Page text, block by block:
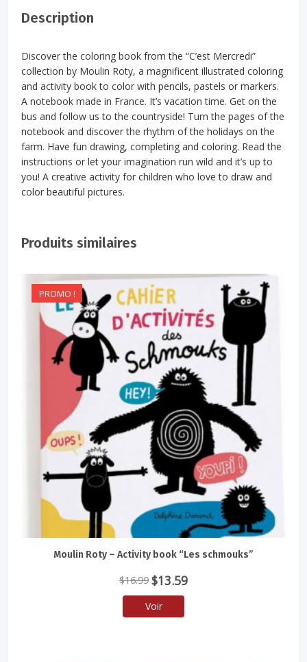
Description
Discover the coloring book from the “C’est Mercredi”
collection by Moulin Roty, a magnificent illustrated coloring
and activity book to color with pencils, pastels or markers.
A notebook made in France. It’s vacation time. Get on the
bus and follow us to the countryside! Turn the pages of the
notebook and discover the rhythm of the holidays on the
farm. Have fun drawing, completing and coloring. Read the
instructions or let your imagination run wild and it’s up to
you! A creative activity for children who love to draw and
color beautiful pictures.
Produits similaires
PROMO !
Moulin Roty – Activity book “Les schmouks”
$16.99 Le
prix
initial
$13.59Le
Voir